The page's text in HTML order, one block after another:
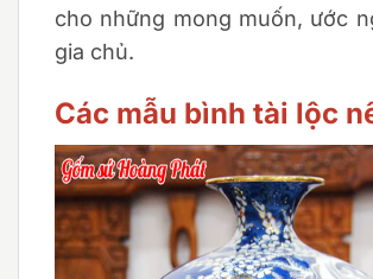
cho những mong muốn, ước
gia chủ.
Các mẫu bình tài lộc